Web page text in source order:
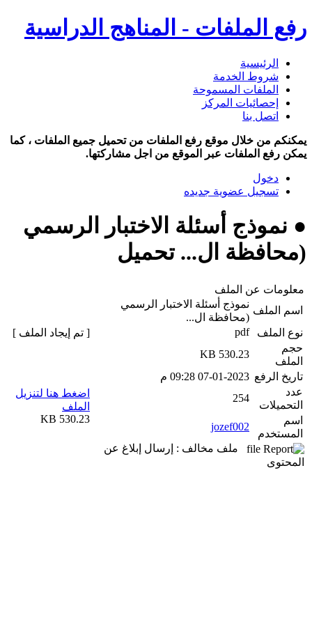
رفع الملفات - المناهج الدراسية
الرئيسية
شروط الخدمة
الملفات المسموحة
إحصائيات المركز
اتصل بنا
يمكنكم من خلال موقع رفع الملفات من تحميل جميع الملفات ، كما
يمكن رفع الملفات عبر الموقع من اجل مشاركتها.
دخول
تسجيل عضوية جديده
● نموذج أسئلة الاختبار الرسمي
(محافظة ال... تحميل
معلومات عن الملف
اسم الملف
نموذج أسئلة الاختبار الرسمي
(محافظة ال...
نوع الملف
pdf
حجم
الملف
530.23 KB
تاريخ الرفع 07-01-2023 09:28 م
عدد
التحميلات
254
اسم
المستخدم
jozef002
ملف مخالف : إرسال إبلاغ عن
المحتوى
[ تم إيجاد الملف ]
اضغط هنا لتنزيل
الملف
530.23 KB